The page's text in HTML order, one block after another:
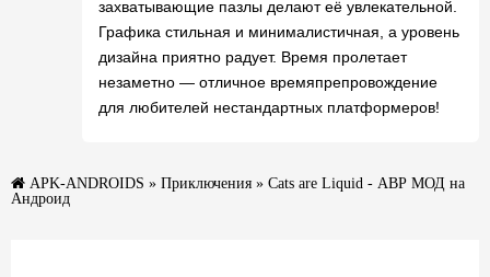
захватывающие пазлы делают её увлекательной.
Графика стильная и минималистичная, а уровень
дизайна приятно радует. Время пролетает
незаметно — отличное времяпрепровождение
для любителей нестандартных платформеров!
APK-ANDROIDS » Приключения » Cats are Liquid - ABP МОД на
Андроид